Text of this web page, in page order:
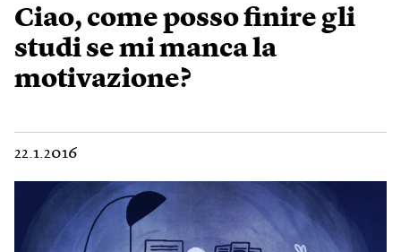
Ciao, come posso finire gli
studi se mi manca la
motivazione?
22.1.2016